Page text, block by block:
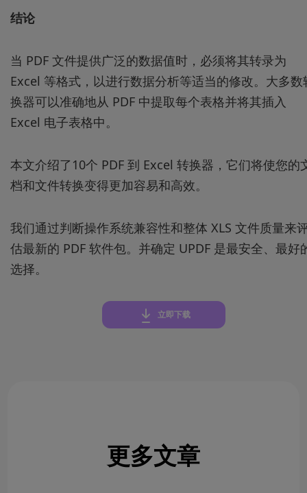
结论
当 PDF 文件提供广泛的数据值时，必须将其转录为
Excel 等格式，以进行数据分析等适当的修改。大多数
换器可以准确地从 PDF 中提取每个表格并将其插入
Excel 电子表格中。
本文介绍了10个 PDF 到 Excel 转换器，它们将使您的
档和文件转换变得更加容易和高效。
我们通过判断操作系统兼容性和整体 XLS 文件质量来
估最新的 PDF 软件包。并确定 UPDF 是最安全、最好
选择。
立即下载
更多文章